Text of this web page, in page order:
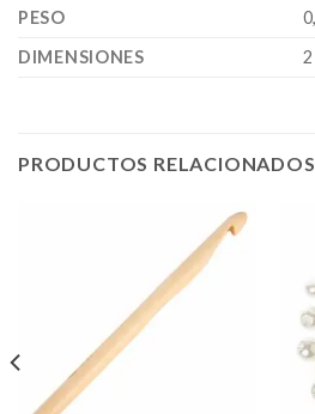
PESO
DIMENSIONES
PRODUCTOS RELACIONADOS